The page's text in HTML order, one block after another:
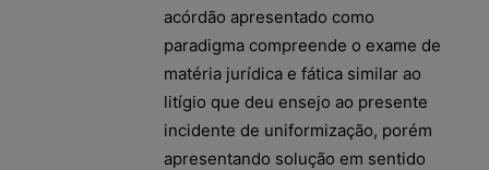
acórdão apresentado como
paradigma compreende o exame de
matéria jurídica e fática similar ao
litígio que deu ensejo ao presente
incidente de uniformização, porém
apresentando solução em sentido